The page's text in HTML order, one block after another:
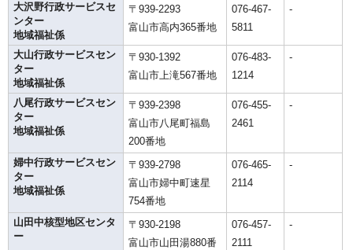
大沢野行政サービスセ
ンター
地域福祉係
〒939-2293
富山市高内365番地
076-467-
5811
-
大山行政サービスセン
ター
地域福祉係
〒930-1392
富山市上滝567番地
076-483-
1214
-
八尾行政サービスセン
ター
地域福祉係
〒939-2398
富山市八尾町福島
200番地
076-455-
2461
-
婦中行政サービスセン
ター
地域福祉係
〒939-2798
富山市婦中町速星
754番地
076-465-
2114
-
山田中核型地区センタ
ー
〒930-2198
富山市山田湯880番
076-457-
2111
-